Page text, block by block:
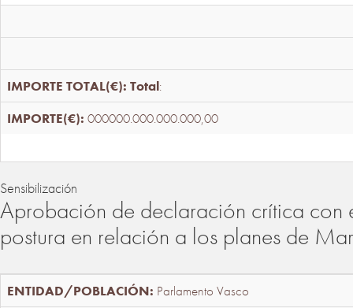
Total:
000000.000.000.000,00
Sensibilización
Aprobación de declaración crítica con
postura en relación a los planes de
Parlamento Vasco